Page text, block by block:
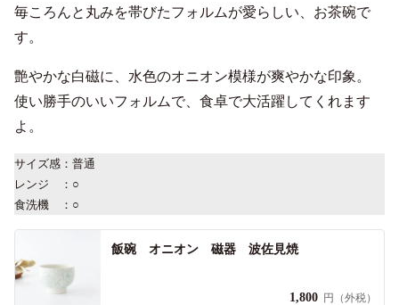
毎ころんと丸みを帯びたフォルムが愛らしい、お茶碗で
す。
艶やかな白磁に、水色のオニオン模様が爽やかな印象。
使い勝手のいいフォルムで、食卓で大活躍してくれます
よ。
サイズ感：普通
レンジ ：○
食洗機 ：○
飯碗 オニオン 磁器 波佐見焼
1,800 円（外税）